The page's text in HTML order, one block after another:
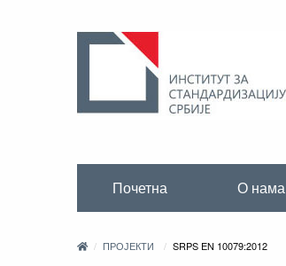
Почетна О нама
ПРОЈЕКТИ SRPS EN 10079:2012